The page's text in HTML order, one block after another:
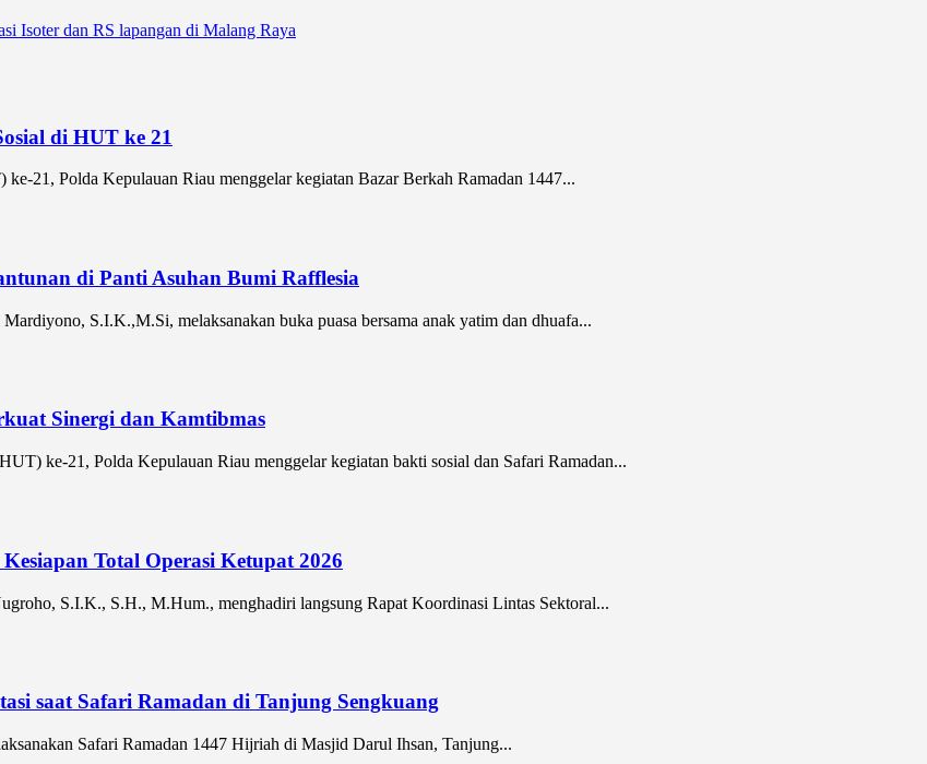
Isoter dan RS lapangan di Malang Raya
di HUT ke 21
21, Polda Kepulauan Riau menggelar kegiatan Bazar Berkah Ramadan 1447...
di Panti Asuhan Bumi Rafflesia
S.I.K.,M.Si, melaksanakan buka puasa bersama anak yatim dan dhuafa...
Sinergi dan Kamtibmas
ke-21, Polda Kepulauan Riau menggelar kegiatan bakti sosial dan Safari Ramadan...
Total Operasi Ketupat 2026
S.I.K., S.H., M.Hum., menghadiri langsung Rapat Koordinasi Lintas Sektoral...
saat Safari Ramadan di Tanjung Sengkuang
Safari Ramadan 1447 Hijriah di Masjid Darul Ihsan, Tanjung...